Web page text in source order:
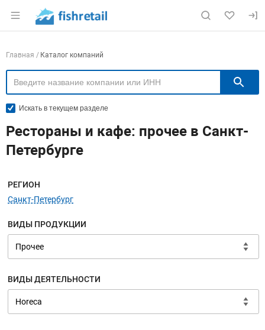
Раздел навигации по сайту fishretail.ru
Навигация по компаниям
Главная Каталог компаний
Искать в текущем разделе
Рестораны и кафе: прочее в Санкт-
Петербурге
Меню навигации
РЕГИОН
Санкт-Петербург
ВИДЫ ПРОДУКЦИИ
ВИДЫ ДЕЯТЕЛЬНОСТИ